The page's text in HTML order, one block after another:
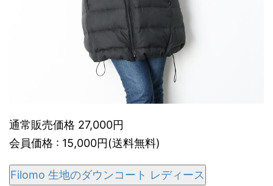
通常販売価格 27,000円
会員価格 : 15,000円(送料無料)
Filomo 生地のダウンコート レディース